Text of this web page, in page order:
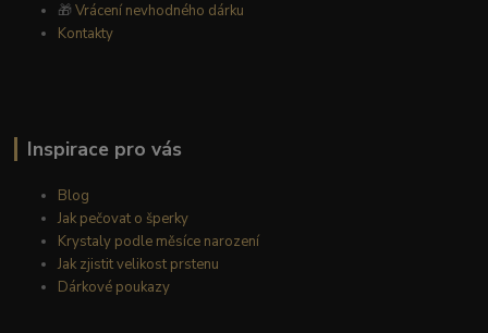
🎁Vrácení nevhodného dárku
Kontakty
Inspirace pro vás
Blog
Jak pečovat o šperky
Krystaly podle měsíce narození
Jak zjistit velikost prstenu
Dárkové poukazy